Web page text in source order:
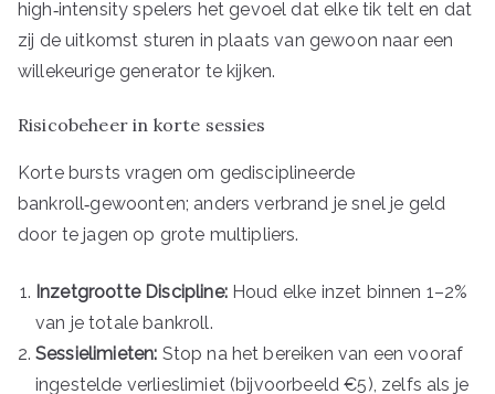
high‑intensity spelers het gevoel dat elke tik telt en dat
zij de uitkomst sturen in plaats van gewoon naar een
willekeurige generator te kijken.
Risicobeheer in korte sessies
Korte bursts vragen om gedisciplineerde
bankroll‑gewoonten; anders verbrand je snel je geld
door te jagen op grote multipliers.
Inzetgrootte Discipline:Houd elke inzet binnen 1–2%
van je totale bankroll.
Sessielimieten: Stop na het bereiken van een vooraf
ingestelde verlieslimiet (bijvoorbeeld €5), zelfs als je